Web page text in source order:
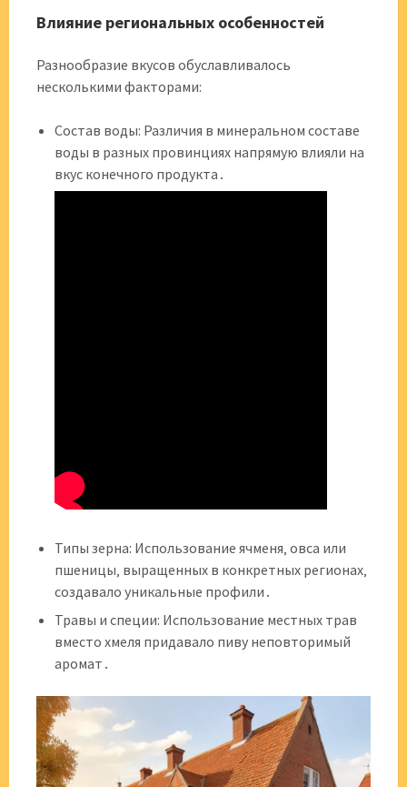
Влияние региональных особенностей
Разнообразие вкусов обуславливалось
несколькими факторами:
Состав воды: Различия в минеральном составе
воды в разных провинциях напрямую влияли на
вкус конечного продукта․
Типы зерна: Использование ячменя‚ овса или
пшеницы‚ выращенных в конкретных регионах‚
создавало уникальные профили․
Травы и специи: Использование местных трав
вместо хмеля придавало пиву неповторимый
аромат․